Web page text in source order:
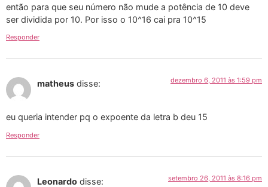
então para que seu número não mude a potência de 10 deve
ser dividida por 10. Por isso o 10^16 cai pra 10^15
Responder
matheus disse: dezembro 6, 2011 às 1:59 pm
eu queria intender pq o expoente da letra b deu 15
Responder
Leonardo disse: setembro 26, 2011 às 8:16 pm